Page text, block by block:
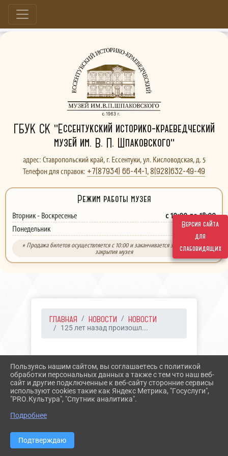
Версия сайта
для
слабовидящих
Больше, чем музей...
ГБУК СК "Ессентукский историко-краеведческий
музей им. В. П. Шпаковского"
адрес: Ставропольский край, г. Ессентуки, ул. Кисловодская, д. 5
Телефон для справок: +7(87934) 66-44-1,8(928)632-49-49
Режим работы музея
Вторник - Воскресенье с 10:00 до 18:00
Понедельник выходной
* Продажа билетов осуществляется с 10:00 и заканчивается за 30 минут до
закрытия музея
ГЛАВНАЯ НОВОСТИ НОВОСТИ
125 лет назад произошл...
125 ЛЕТ НАЗАД
ПРОИЗОШЛО ОСВЯЩЕНИЕ
ПАНТЕЛЕЙМОНОВСКОГО
Пользуясь нашим сайтом, вы соглашаетесь с политикой
обработки персональных данных а также с тем что наш веб-
сайт и другие подключенные к веб-сайту сторонние сервисы
используют cookies такие как Яндекс Метрика, "Госуслуги",
"PRO.Культура", "Спутник аналитика".
Подробнее
Подтверждаю